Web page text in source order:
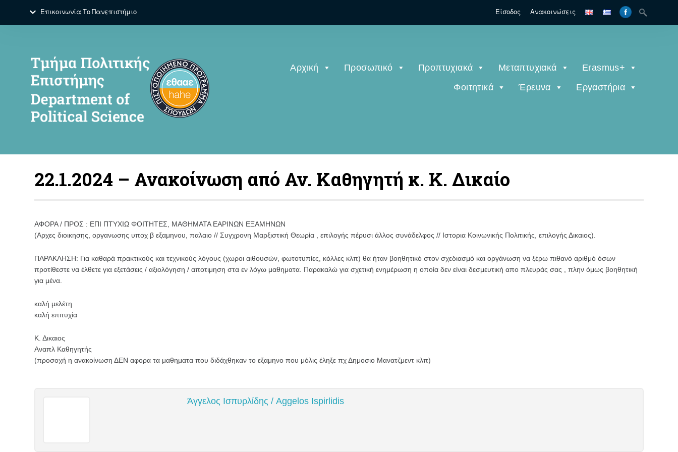
Επικοινωνία Το Πανεπιστήμιο Είσοδος Ανακοινώσεις
Αρχική Προσωπικό Προπτυχιακά Μεταπτυχιακά
Erasmus+
Φοιτητικά
Έρευνα Εργαστήρια
22.1.2024 – Ανακοίνωση από Αν. Καθηγητή κ. Κ. Δικαίο
ΑΦΟΡΑ / ΠΡΟΣ : ΕΠΙ ΠΤΥΧΙΩ ΦΟΙΤΗΤΕΣ, ΜΑΘΗΜΑΤΑ ΕΑΡΙΝΩΝ ΕΞΑΜΗΝΩΝ
(Αρχες διοικησης, οργανωσης υποχ β εξαμηνου, παλαιο // Συγχρονη Μαρξιστική Θεωρία , επιλογής πέρυσι άλλος συνάδελφος // Ιστορια Κοινωνικής Πολιτικής, επιλογής Δικαιος).
ΠΑΡΑΚΛΗΣΗ: Για καθαρά πρακτικούς και τεχνικούς λόγους (χωροι αιθουσών, φωτοτυπίες, κόλλες κλπ) θα ήταν βοηθητικό στον σχεδιασμό και οργάνωση να ξέρω πιθανό αριθμό όσων
προτίθεστε να έλθετε για εξετάσεις / αξιολόγηση / αποτιμηση στα εν λόγω μαθηματα. Παρακαλώ για σχετική ενημέρωση η οποία δεν είναι δεσμευτική απο πλευράς σας , πλην όμως βοηθητική
για μένα.
καλή μελέτη
καλή επιτυχία
Κ. Δικαιος
Αναπλ Καθηγητής
(προσοχή η ανακοίνωση ΔΕΝ αφορα τα μαθηματα που διδάχθηκαν το εξαμηνο που μόλις έληξε πχ Δημοσιο Μανατζμεντ κλπ)
Άγγελος Ισπυρλίδης / Aggelos Ispirlidis